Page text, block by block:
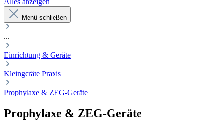
Alles anzeigen
Menü schließen
...
Einrichtung & Geräte
Kleingeräte Praxis
Prophylaxe & ZEG-Geräte
Prophylaxe & ZEG-Geräte